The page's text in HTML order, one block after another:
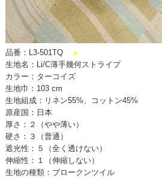
品番：L3-501TQ●
生地名：Li/C薄手幾何ストライプ
カラー：ターコイズ
生地巾：103 cm
生地組成：リネン55%、コットン45%
原産国：日本
厚さ：２（やや薄い）
硬さ：３（普通）
遮光性：５（全く透けない）
伸縮性：１（伸縮しない）
生地の種類：ブロークンツイル